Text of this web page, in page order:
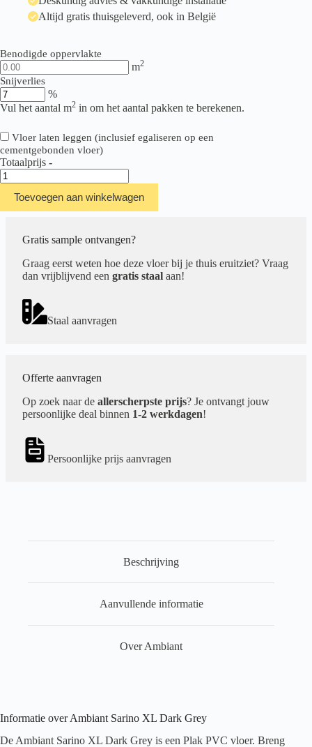
Altijd gratis thuisgeleverd, ook in België
Benodigde oppervlakte
m2
Snijverlies
%
Vul het aantal m2 in om het aantal pakken te berekenen.
Vloer laten leggen (inclusief egaliseren op een
cementgebonden vloer)
Totaalprijs -
Ambiant
Sarino
Dark
Toevoegen aan winkelwagen
Gratis sample ontvangen?
Graag eerst weten hoe deze vloer bij je thuis eruitziet? Vraag
dan vrijblijvend een gratis staal aan!
Staal aanvragen
Offerte aanvragen
Op zoek naar de allerscherpste prijs? Je ontvangt jouw
persoonlijke deal binnen 1-2 werkdagen!
Persoonlijke prijs aanvragen
Beschrijving
Aanvullende informatie
Over Ambiant
Informatie over Ambiant Sarino XL Dark Grey
De Ambiant Sarino XL Dark Grey is een Plak PVC vloer. Breng